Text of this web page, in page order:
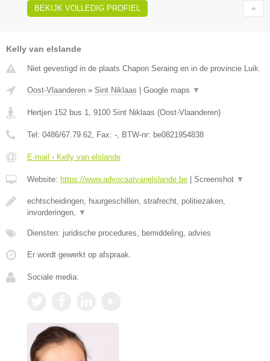
BEKIJK VOLLEDIG PROFIEL
Kelly van elslande
Niet gevestigd in de plaats Chapon Seraing en in de provincie Luik.
Oost-Vlaanderen » Sint Niklaas Google maps ▼
Hertjen 152 bus 1 9100 Sint Niklaas (Oost-Vlaanderen)
Tel: 0486/67.79.62 , Fax: - , BTW-nr: be0821954838
E-mail › Kelly van elslande
Website: https://www.advocaatvanelslande.be Screenshot ▼
echtscheidingen, huurgeschillen, strafrecht, politiezaken,
invorderingen,
▼
Diensten: juridische procedures, bemiddeling, advies
Er wordt gewerkt op afspraak.
Sociale media: